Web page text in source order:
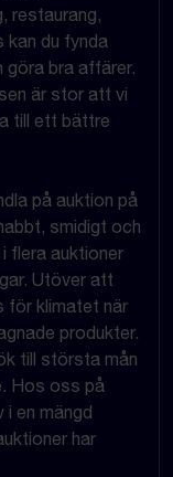
restaurang,
du fynda
göra bra affärer.
är stor att vi
till ett bättre
på auktion på
smidigt och
flera auktioner
Utöver att
för klimatet när
produkter.
till största mån
Hos oss på
en mängd
har